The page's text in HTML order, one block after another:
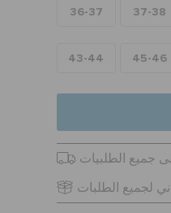
36-37 37-38
43-44 45-46
لجميع الطلبات